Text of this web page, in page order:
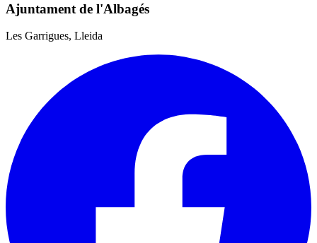
Ajuntament de l'Albagés
Les Garrigues, Lleida